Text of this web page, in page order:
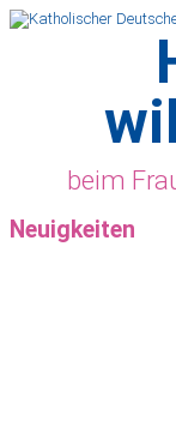
beim
Neuigkeiten